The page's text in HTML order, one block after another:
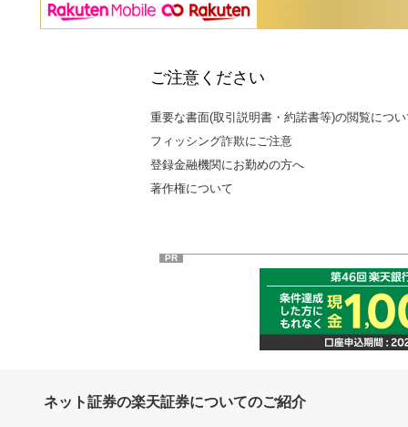
ご注意ください
重要な書面(取引説明書・約諾書等)の閲覧につ
フィッシング詐欺にご注意
登録金融機関にお勤めの方へ
著作権について
PR
ネット証券の楽天証券についてのご紹介